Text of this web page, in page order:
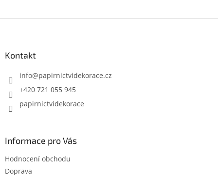
Kontakt
info@papirnictvidekorace.cz
+420 721 055 945
papirnictvidekorace
Informace pro Vás
Hodnocení obchodu
Doprava